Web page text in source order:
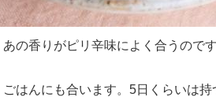
の香りがピリ辛味によく合うのです
はんにも合います。5日くらいは持